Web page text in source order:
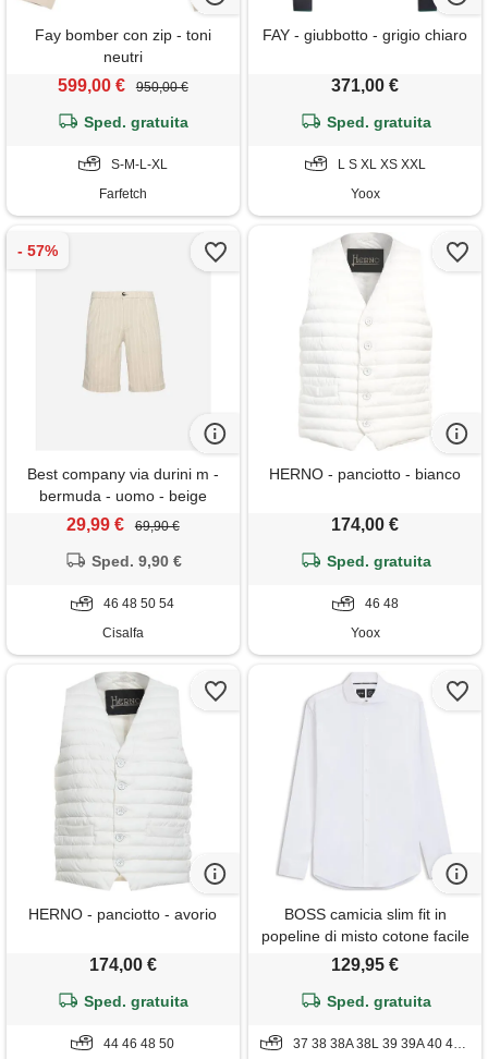
Fay bomber con zip - toni
neutri
599,00 € 950,00 €
Sped. gratuita
S-M-L-XL
Farfetch
FAY - giubbotto - grigio chiaro
371,00 €
Sped. gratuita
L S XL XS XXL
Yoox
Best company via durini m -
bermuda - uomo - beige
29,99 € 69,90 €
Sped. 9,90 €
46 48 50 54
Cisalfa
HERNO - panciotto - bianco
174,00 €
Sped. gratuita
46 48
Yoox
HERNO - panciotto - avorio
174,00 €
Sped. gratuita
44 46 48 50
BOSS camicia slim fit in
popeline di misto cotone facile
da stirare, bianco
129,95 €
Sped. gratuita
37 38 38A 38L 39 39A 40 40L 41 41L 42 42L 43 43L 44 44L 45 45A 45L 46 46L